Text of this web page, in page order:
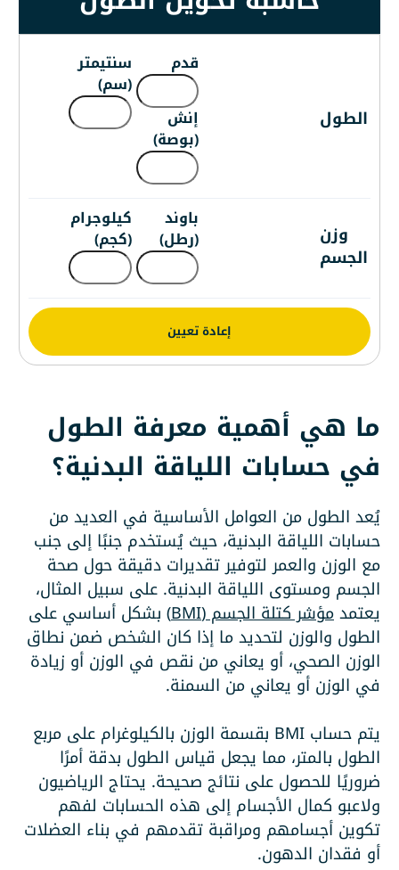
الطول
سنتيمتر
(سم)
قدم
إنش
(بوصة)
وزن
الجسم
كيلوجرام
(كجم)
باوند
(رطل)
إعادة تعيين
ما هي أهمية معرفة الطول
في حسابات اللياقة البدنية؟
يُعد الطول من العوامل الأساسية في العديد من
حسابات اللياقة البدنية، حيث يُستخدم جنبًا إلى جنب
مع الوزن والعمر لتوفير تقديرات دقيقة حول صحة
الجسم ومستوى اللياقة البدنية. على سبيل المثال،
يعتمدمؤشر كتلة الجسم (BMI) بشكل أساسي على
الطول والوزن لتحديد ما إذا كان الشخص ضمن نطاق
الوزن الصحي، أو يعاني من نقص في الوزن أو زيادة
في الوزن أو يعاني من السمنة.
يتم حساب BMI بقسمة الوزن بالكيلوغرام على مربع
الطول بالمتر، مما يجعل قياس الطول بدقة أمرًا
ضروريًا للحصول على نتائج صحيحة. يحتاج الرياضيون
ولاعبو كمال الأجسام إلى هذه الحسابات لفهم
تكوين أجسامهم ومراقبة تقدمهم في بناء العضلات
أو فقدان الدهون.